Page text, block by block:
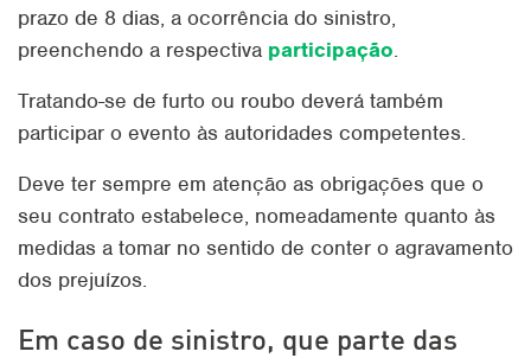
prazo de 8 dias, a ocorrência do sinistro,
preenchendo a respectiva participação.
Tratando-se de furto ou roubo deverá também
participar o evento às autoridades competentes.
Deve ter sempre em atenção as obrigações que o
seu contrato estabelece, nomeadamente quanto às
medidas a tomar no sentido de conter o agravamento
dos prejuízos.
Em caso de sinistro, que parte das